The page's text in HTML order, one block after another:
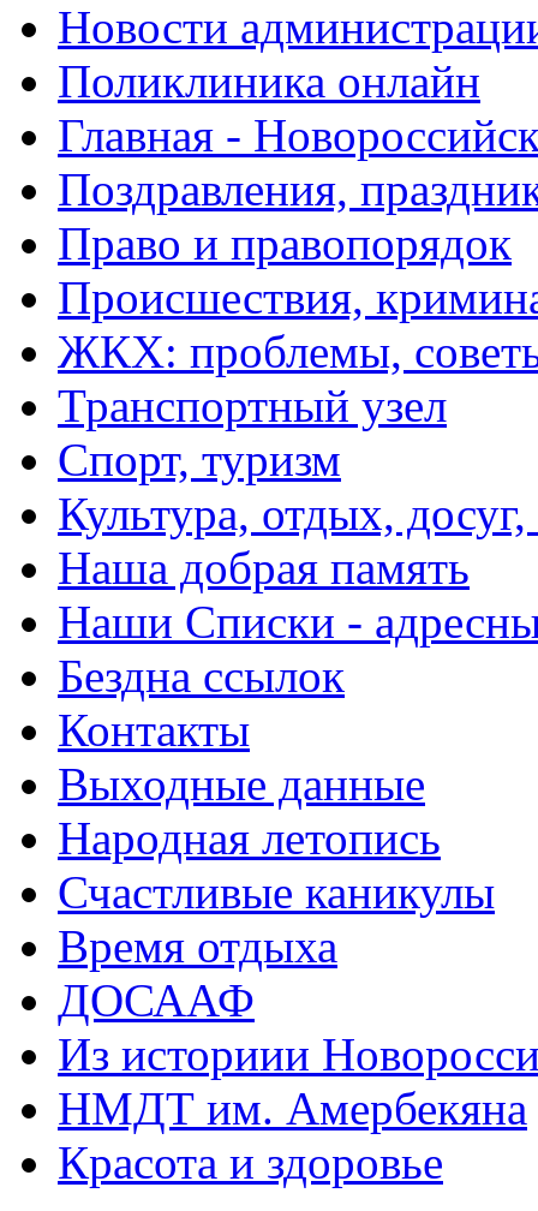
Новости
Поликлиника онлайн
Главная -
Поздравления,
Право и правопорядок
Происшествия,
ЖКХ: проблемы,
Транспортный узел
Спорт, туризм
Культура, отдых,
Наша добрая память
Наши Списки -
Бездна ссылок
Контакты
Выходные данные
Народная летопись
Счастливые каникулы
Время отдыха
ДОСААФ
Из историии
НМДТ им. Амербекяна
Красота и здоровье